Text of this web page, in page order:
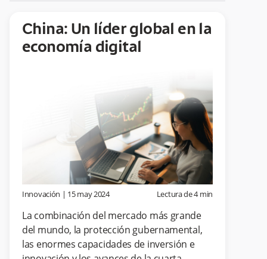
China: Un líder global en la
economía digital
Innovación | 15 may 2024 Lectura de4min
La combinación del mercado más grande
del mundo, la protección gubernamental,
las enormes capacidades de inversión e